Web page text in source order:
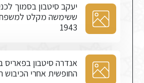
יעקב סיטבון בסמוך
1943
אנדרה סיטבון
החופשית אחרי הכיבוש